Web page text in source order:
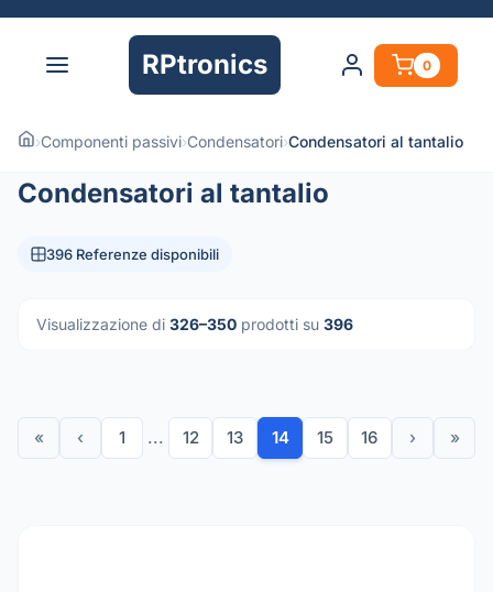
RPtronics 0
›Componenti passivi›Condensatori›Condensatori al tantalio
Condensatori al tantalio
396 Referenze disponibili
Visualizzazione di 326–350 prodotti su 396
« ‹ 1 ... 12 13 14 15 16 › »